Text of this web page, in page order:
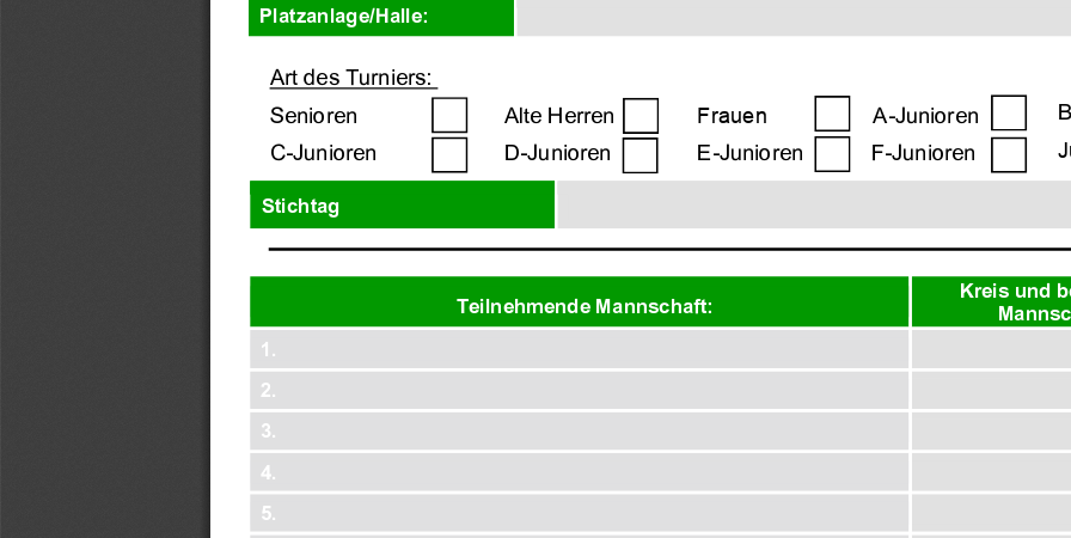
Platzanlage/Halle:
Art des Turniers:
Senioren
Alte Herren Frauen
A- Junioren
C- Junioren
D- Junioren E- Junioren F- Junioren
Stichtag
Teilnehmende Mannschaft:
Kreis und
1.
2.
3.
4.
5.